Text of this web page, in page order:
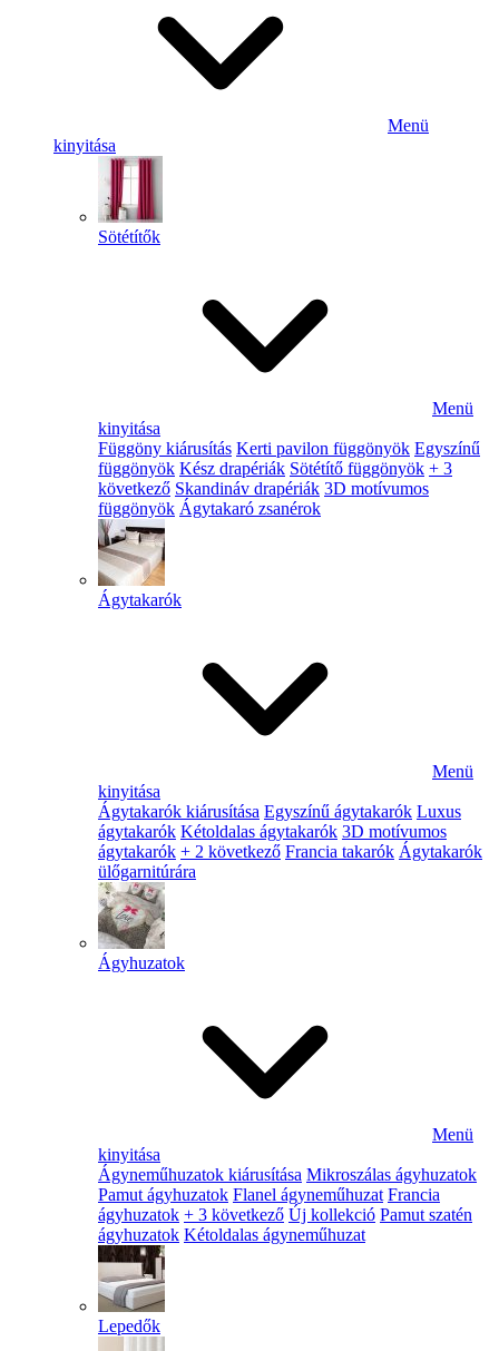
Menü
kinyitása
Sötétítők
Menü
kinyitása
Függöny kiárusítás Kerti pavilon függönyök Egyszínű
függönyök Kész drapériák Sötétítő függönyök + 3
következő Skandináv drapériák 3D motívumos
függönyök Ágytakaró zsanérok
Ágytakarók
Menü
kinyitása
Ágytakarók kiárusítása Egyszínű ágytakarók Luxus
ágytakarók Kétoldalas ágytakarók 3D motívumos
ágytakarók + 2 következő Francia takarók Ágytakarók
ülőgarnitúrára
Ágyhuzatok
Menü
kinyitása
Ágyneműhuzatok kiárusítása Mikroszálas ágyhuzatok
Pamut ágyhuzatok Flanel ágyneműhuzat Francia
ágyhuzatok + 3 következő Új kollekció Pamut szatén
ágyhuzatok Kétoldalas ágyneműhuzat
Lepedők